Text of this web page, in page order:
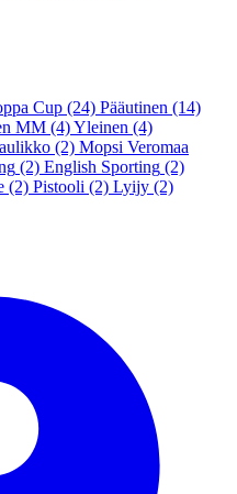
Cup (24) Pääutinen (14)
MM (4)Yleinen (4)
(2) Mopsi Veromaa
(2) English Sporting (2)
(2) Pistooli (2) Lyijy (2)